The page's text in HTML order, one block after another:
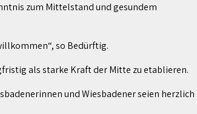
zum Mittelstand und gesundem
so Bedürftig.
als starke Kraft der Mitte zu etablieren.
und Wiesbadener seien herzlich